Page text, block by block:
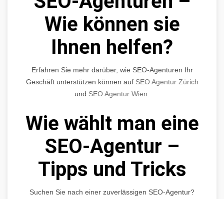
Wie können sie
Ihnen helfen?
Erfahren Sie mehr darüber, wie SEO-Agenturen Ihr
Geschäft unterstützen können auf SEO Agentur Zürich
und SEO Agentur Wien
Wie wählt man eine
SEO-Agentur –
Tipps und Tricks
Suchen Sie nach einer zuverlässigen SEO-Agentur?